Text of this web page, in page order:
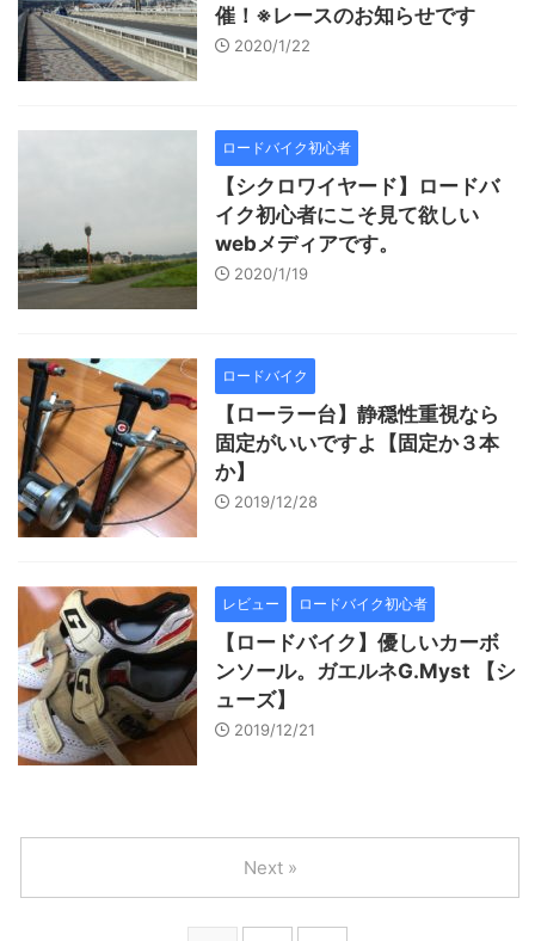
催！※レースのお知らせです
2020/1/22
ロードバイク初心者
【シクロワイヤード】ロードバ
イク初心者にこそ見て欲しい
webメディアです。
2020/1/19
ロードバイク
【ローラー台】静穏性重視なら
固定がいいですよ【固定か３本
か】
2019/12/28
レビュー ロードバイク初心者
【ロードバイク】優しいカーボ
ンソール。ガエルネG.Myst 【シ
ューズ】
2019/12/21
Next »